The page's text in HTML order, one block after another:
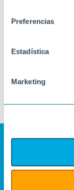
Preferencias
Estadística
Marketing